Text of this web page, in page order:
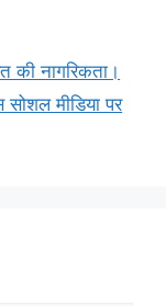
की नागरिकता।
मीडिया पर